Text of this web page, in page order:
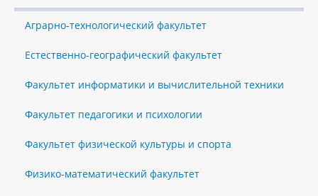
Аграрно-технологический факультет
Естественно-географический факультет
Факультет информатики и вычислительной техники
Факультет педагогики и психологии
Факультет физической культуры и спорта
Физико-математический факультет